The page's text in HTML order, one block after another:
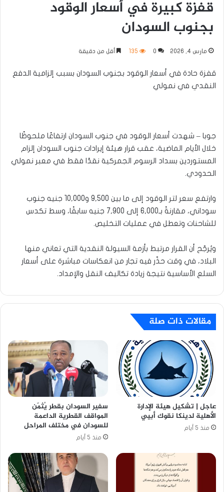
قفزة كبيرة في أسعار الوقود
بجنوب السودان
مارس 4, 2026 0
135 أقل من دقيقة
قفزة حادة في أسعار الوقود بجنوب السودان بسبب إلزامية الدفع
النقدي في نمولي
جوبا – شهدت أسعار الوقود في جنوب السودان ارتفاعًا ملحوظًا
خلال الأيام الماضية، عقب قرار هيئة إيرادات جنوب السودان إلزام
المستوردين بسداد الرسوم الجمركية نقدًا فقط في معبر نمولي
الحدودي.
وارتفع سعر لتر الوقود إلى ما بين 9,500 و10,000 جنيه جنوب
سوداني، مقارنةً بـ6,000 إلى 7,900 جنيه سابقًا، وسط تكدس
للشاحنات وتعطل في عمليات التخليص.
ويُرجّح أن القرار مرتبط بأزمة السيولة النقدية التي تعاني منها
البلاد، في وقت حذّر فيه تجار من انعكاسات مباشرة على أسعار
السلع الأساسية نتيجة زيادة تكاليف النقل والإمداد.
مقالات ذات صلة
عاجل | تشكيل هيئة الإدارة
الأهلية لدينكا نقوك أبيي
منذ 5 أيام
سفير السودان بقطر يُثمّن
المواقف القطرية الداعمة
للسودان في مختلف المراحل
منذ 5 أيام